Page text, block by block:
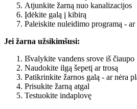
Atjunkite žarną nuo kanalizacijos
Įdėkite galą į kibirą
Paleiskite nuleidimo programą - ar
Jei žarna užsikimšusi:
Išvalykite vandens srove iš čiaupo
Naudokite ilgą šepetį ar trosą
Patikrinkite žarnos galą - ar nėra
Prisukite žarną atgal
Testuokite indaplovę